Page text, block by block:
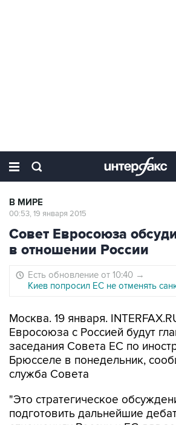
В МИРЕ
00:53, 19 января 2015
Совет Евросоюза
в отношении России
Есть обновление от 10:40 →
Киев попросил ЕС не отменять
Москва. 19 января.
Евросоюза с Россией будут
заседания Совета ЕС по
Брюсселе в понедельник,
служба Совета
"Это стратегическое
подготовить дальнейшие